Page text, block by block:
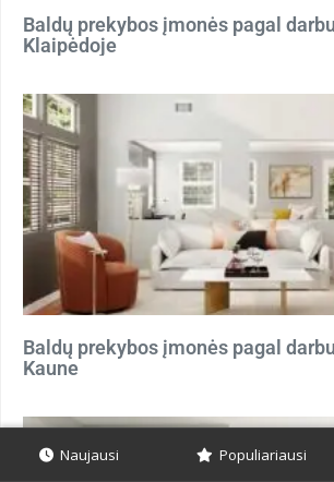
Baldų prekybos įmonės pagal
Klaipėdoje
Baldų prekybos įmonės pagal
Kaune
Naujausi Populiariausi